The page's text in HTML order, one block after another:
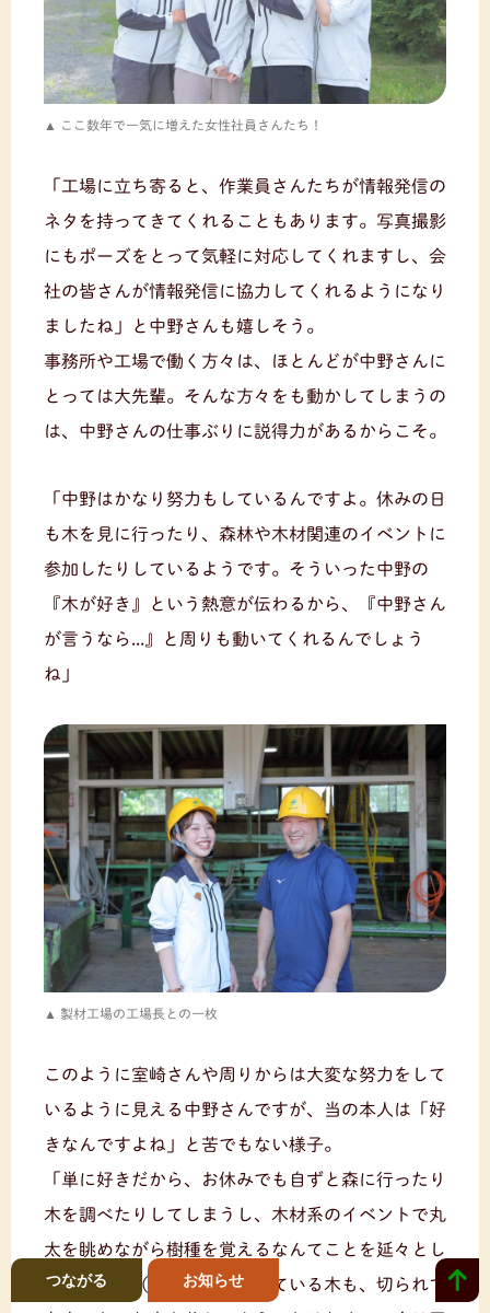
ここ数年で一気に増えた女性社員さんたち！
「工場に立ち寄ると、作業員さんたちが情報発信の
ネタを持ってきてくれることもあります。写真撮影
にもポーズをとって気軽に対応してくれますし、会
社の皆さんが情報発信に協力してくれるようになり
ましたね」と中野さんも嬉しそう。
事務所や工場で働く方々は、ほとんどが中野さんに
とっては大先輩。そんな方々をも動かしてしまうの
は、中野さんの仕事ぶりに説得力があるからこそ。
「中野はかなり努力もしているんですよ。休みの日
も木を見に行ったり、森林や木材関連のイベントに
参加したりしているようです。そういった中野の
『木が好き』という熱意が伝わるから、『中野さん
が言うなら...』と周りも動いてくれるんでしょう
ね」
製材工場の工場長との一枚
このように室崎さんや周りからは大変な努力をして
いるように見える中野さんですが、当の本人は「好
きなんですよね」と苦でもない様子。
「単に好きだから、お休みでも自ずと森に行ったり
木を調べたりしてしまうし、木材系のイベントで丸
太を眺めながら樹種を覚えるなんてことを延々とし
ちゃいます（笑）。山に立っている木も、切られて
つながる お知らせ